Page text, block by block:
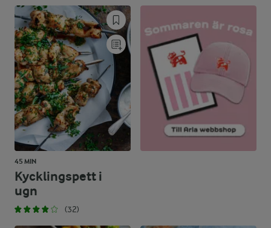
Kolhydrater:
29,5 %
47,2 g
45 MIN
Kycklingspett i
ugn
(32)